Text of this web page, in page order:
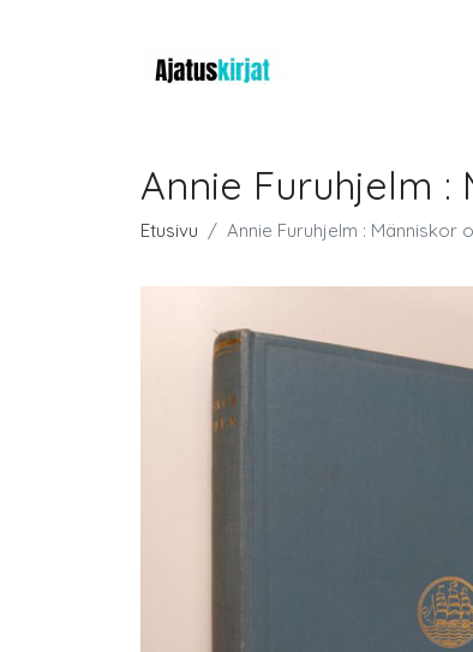
Annie Furuhjelm :
Etusivu Annie Furuhjelm : Människor